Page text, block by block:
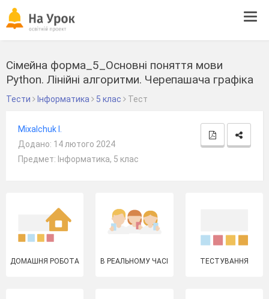
Сімейна форма_5_Основні поняття мови
Python. Лінійні алгоритми. Черепашача графіка
Тести Інформатика 5 клас Тест
Mixalchuk I.
Додано: 14 лютого 2024
Предмет: Інформатика, 5 клас
ДОМАШНЯ РОБОТА В РЕАЛЬНОМУ ЧАСІ ТЕСТУВАННЯ